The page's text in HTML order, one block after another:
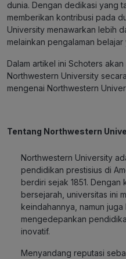
dunia. Dengan dedikasi yang
memberikan kontribusi pada
University menawarkan lebih
melainkan pengalaman
Dalam artikel ini Schoters
Northwestern University
mengenai Northwestern
Tentang Northwestern
Northwestern University
pendidikan prestisius di
berdiri sejak 1851. Dengan
bersejarah, universitas ini
keindahannya, namun
mengedepankan
inovatif.
Menyandang reputasi